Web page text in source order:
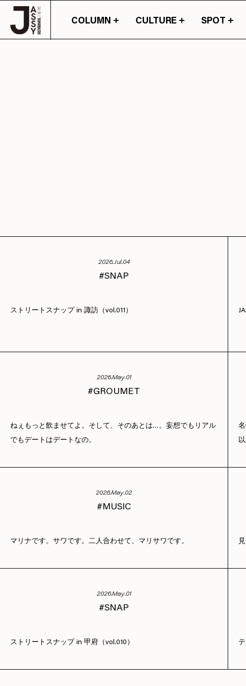
COLUMN CULTURE SPOT
山梨の情報の旬が詰まった
2026.Jul.04
SNAP
ストリートスナップ in 諏訪（vol.011）
2026.May.01
GROUMET
ねぇもっと飲ませてよ。そして、そのあとは…。妄想でもリアル
でもデートはデートなの。
2026.May.02
MUSIC
マリナです。サワです。二人合わせて、マリサワです。
2026.May.01
SNAP
ストリートスナップ in 甲府（vol.010）